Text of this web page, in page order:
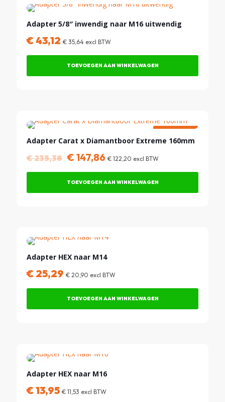
Adapter 5/8″ inwendig naar M16 uitwendig
€43,12 € 35,64 excl BTW
TOEVOEGEN AAN WINKELWAGEN
KORTING!
Adapter Carat x Diamantboor Extreme 160mm
€235,38 Oorspronkelijke
was:
€ 147,86 Huidige
is:
€ 122,20 excl BTW
TOEVOEGEN AAN WINKELWAGEN
Adapter HEX naar M14
€ 25,29 € 20,90 excl BTW
TOEVOEGEN AAN WINKELWAGEN
Adapter HEX naar M16
€13,95 € 11,53 excl BTW